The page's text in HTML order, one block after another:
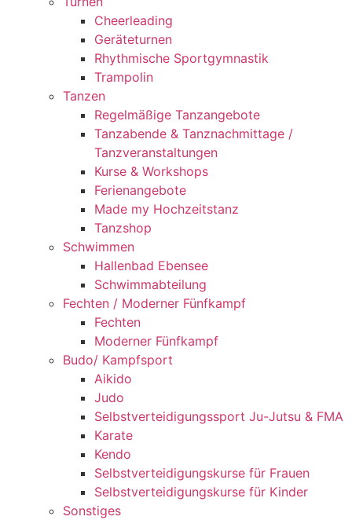
Cheerleading
Geräteturnen
Rhythmische Sportgymnastik
Trampolin
Tanzen
Regelmäßige Tanzangebote
Tanzabende & Tanznachmittage /
Tanzveranstaltungen
Kurse & Workshops
Ferienangebote
Made my Hochzeitstanz
Tanzshop
Schwimmen
Hallenbad Ebensee
Schwimmabteilung
Fechten / Moderner Fünfkampf
Fechten
Moderner Fünfkampf
Budo/ Kampfsport
Aikido
Judo
Selbstverteidigungssport Ju-Jutsu & FMA
Karate
Kendo
Selbstverteidigungskurse für Frauen
Selbstverteidigungskurse für Kinder
Sonstiges